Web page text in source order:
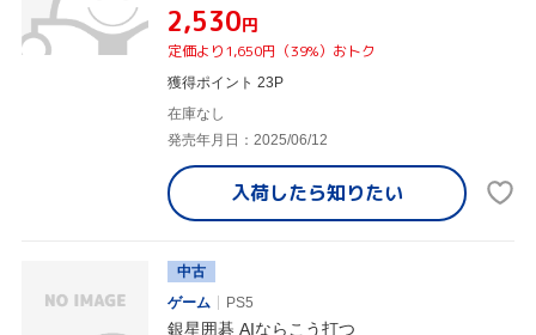
¥2,530円
定価より1,650円（39%）おトク
獲得ポイント 23P
在庫なし
発売年月日：2025/06/12
入荷したら知りたい
中古
ゲーム
PS5
銀星囲碁 AIならこう打つ